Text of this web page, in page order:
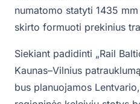
numatomo statyti 1435
skirto formuoti prekinius
Siekiant padidinti „Rail
Kaunas–Vilnius
bus planuojamos